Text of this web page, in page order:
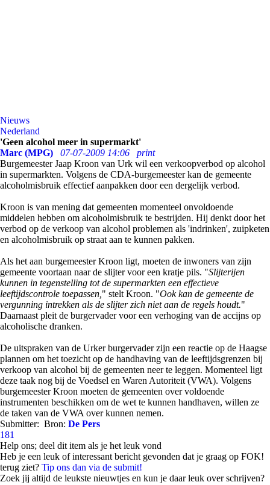
Nieuws
Nederland
'Geen alcohol meer in supermarkt'
Marc (MPG)
07-07-2009 14:06
print
Burgemeester Jaap Kroon van Urk wil een verkoopverbod op alcohol
in supermarkten. Volgens de CDA-burgemeester kan de gemeente
alcoholmisbruik effectief aanpakken door een dergelijk verbod.
Kroon is van mening dat gemeenten momenteel onvoldoende
middelen hebben om alcoholmisbruik te bestrijden. Hij denkt door het
verbod op de verkoop van alcohol problemen als 'indrinken', zuipketen
en alcoholmisbruik op straat aan te kunnen pakken.
Als het aan burgemeester Kroon ligt, moeten de inwoners van zijn
gemeente voortaan naar de slijter voor een kratje pils. "Slijterijen
kunnen in tegenstelling tot de supermarkten een effectieve
leeftijdscontrole toepassen, " stelt Kroon. "Ook kan de gemeente de
vergunning intrekken als de slijter zich niet aan de regels houdt."
Daarnaast pleit de burgervader voor een verhoging van de accijns op
alcoholische dranken.
De uitspraken van de Urker burgervader zijn een reactie op de Haagse
plannen om het toezicht op de handhaving van de leeftijdsgrenzen bij
verkoop van alcohol bij de gemeenten neer te leggen. Momenteel ligt
deze taak nog bij de Voedsel en Waren Autoriteit (VWA). Volgens
burgemeester Kroon moeten de gemeenten over voldoende
instrumenten beschikken om de wet te kunnen handhaven, willen ze
de taken van de VWA over kunnen nemen.
Submitter: Bron: De Pers
181
Help ons; deel dit item als je het leuk vond
Heb je een leuk of interessant bericht gevonden dat je graag op FOK!
terug ziet? Tip ons dan via de submit!
Zoek jij altijd de leukste nieuwtjes en kun je daar leuk over schrijven?